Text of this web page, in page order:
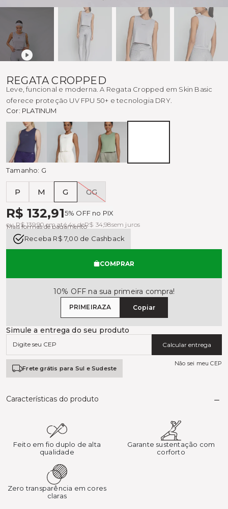
REGATA CROPPED
Leve, funcional e moderna. A Regata Cropped em Skin Basic
oferece proteção UV FPU 50+ e tecnologia DRY.
Cor: PLATINUM
MADRUGADAOFF
WHITE
EUCALIPTO
Tamanho: G
P M G GG
Tabela de medidas
ou R$ 139,90 em até 4x deR$ 34,98sem juros
R$ 132,915% OFF no PIX
Mais formas de pagamento
Receba R$ 7,00 de Cashback
COMPRAR
10% OFF na sua primeira compra!
PRIMEIRAZA Copiar
Simule a entrega do seu produto
Calcular entrega
Frete grátis para Sul e Sudeste
Não sei meu CEP
Características do produto
Feito em fio duplo de alta
qualidade
Garante sustentação com
corforto
Zero transparência em cores
claras